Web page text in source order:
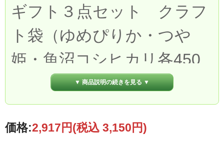
ギフト３点セット クラフ
ト袋（ゆめぴりか・つや
姫・魚沼コシヒカリ各450
ｇ×１）▼ 商品説明の続きを見る ▼
価格:2,917円(税込 3,150円)